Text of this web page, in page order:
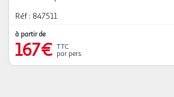
Réf : 847511
à partir de
167€ TTC
par pers.